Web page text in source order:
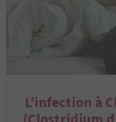
L’infection à